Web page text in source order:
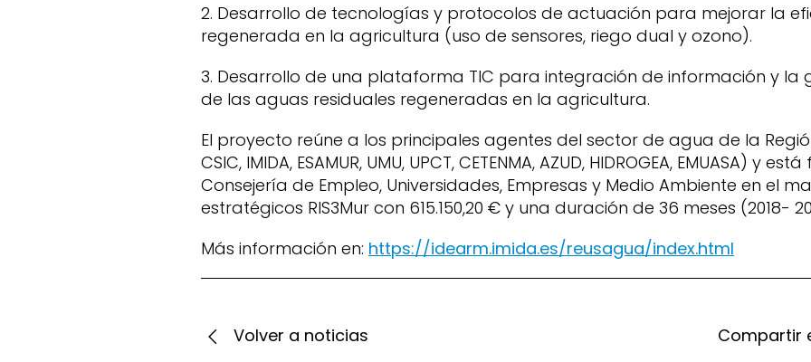
2. Desarrollo de tecnologías y protocolos de actuación para mejorar la
regenerada en la agricultura (uso de sensores, riego dual y ozono).
3. Desarrollo de una plataforma TIC para integración de información y la
de las aguas residuales regeneradas en la agricultura.
El proyecto reúne a los principales agentes del sector de agua de la
CSIC, IMIDA, ESAMUR, UMU, UPCT, CETENMA, AZUD, HIDROGEA, EMUASA) y
Consejería de Empleo, Universidades, Empresas y Medio Ambiente en el
estratégicos RIS3Mur con 615.150,20 € y una duración de 36 meses (2018-
Más información en: https://idearm.imida.es/reusagua/index.html
Volver a noticias Compartir